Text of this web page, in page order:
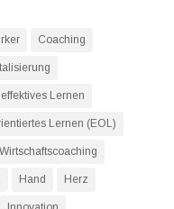
Coaching
effektives Lernen
Lernen (EOL)
Hand Herz